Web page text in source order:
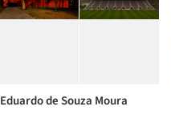
Eduardo de Souza Moura